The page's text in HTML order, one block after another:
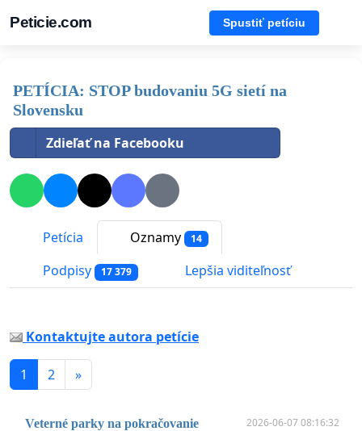
Peticie.com Spustiť petíciu
PETÍCIA: STOP budovaniu 5G sietí na
Slovensku
Zdieľať na Facebooku
Petícia Oznamy 14
Podpisy 17 379 Lepšia viditeľnosť
Kontaktujte autora petície
1 2 »
Veterné parky na pokračovanie 2026-06-07 08:16:32